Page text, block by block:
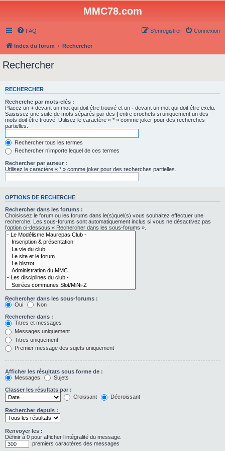
MMC78.com
FAQ Connexion
S’enregistrer
Index du forum Rechercher
Rechercher
RECHERCHER
Recherche par mots-clés :
Placez un + devant un mot qui doit être trouvé et un - devant un mot qui doit être exclu.
Saisissez une suite de mots séparés par des | entre crochets si uniquement un des
mots doit être trouvé. Utilisez le caractère « * » comme joker pour des recherches
partielles.
Rechercher tous les termes
Rechercher n’importe lequel de ces termes
Rechercher par auteur :
Utilisez le caractère « * » comme joker pour des recherches partielles.
OPTIONS DE RECHERCHE
Rechercher dans les forums :
Choisissez le forum ou les forums dans le(s)quel(s) vous souhaitez effectuer une
recherche. Les sous-forums sont automatiquement inclus si vous ne désactivez pas
l’option ci-dessous « Rechercher dans les sous-forums ».
Rechercher dans les sous-forums :
Oui
Non
Rechercher dans :
Titres et messages
Messages uniquement
Titres uniquement
Premier message des sujets uniquement
Afficher les résultats sous forme de :
Messages
Sujets
Classer les résultats par :
Croissant
Décroissant
Rechercher depuis :
Renvoyer les :
Définir à 0 pour afficher l’intégralité du message.
premiers caractères des messages